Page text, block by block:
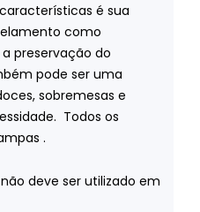
é sua
como
preservação do
pode ser uma
sobremesas e
Todos os
.
deve ser utilizado em